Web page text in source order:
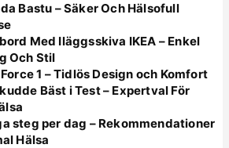
Bastu – Säker Och Hälsofull
Med Iläggsskiva IKEA – Enkel
Och Stil
1 – Tidlös Design och Komfort
Bäst i Test – Expertval För
steg per dag – Rekommendationer
Hälsa